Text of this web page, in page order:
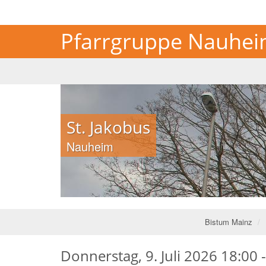
Pfarrgruppe
Johannes XIII.
Königstädten
Johannes XIII.
Königstädten
Bistum Mainz
Donnerstag, 9. Juli 2026 18:00